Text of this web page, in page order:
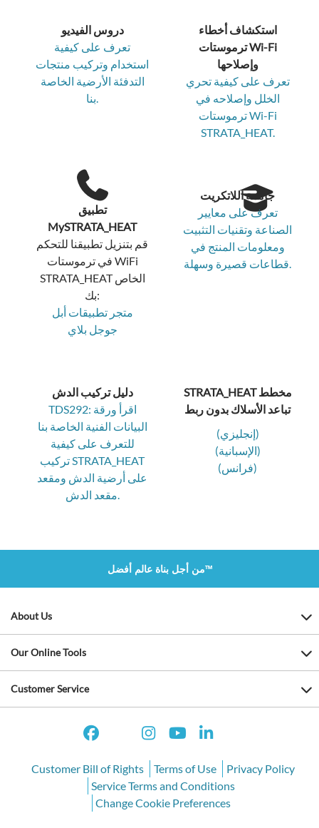
دروس الفيديو
تعرف على كيفية
استخدام وتركيب منتجات
التدفئة الأرضية الخاصة
بنا.
استكشاف أخطاء
ترموستات Wi-Fi
وإصلاحها
تعرف على كيفية تحري
الخلل وإصلاحه في
ترموستات Wi-Fi
STRATA_HEAT.
تطبيق
MySTRATA_HEAT
قم بتنزيل تطبيقنا للتحكم
في ترموستات WiFi
STRATA_HEAT الخاص
بك:
متجر تطبيقات أبل
جوجل بلاي
جامعة اللاتكريت
تعرف على معايير
الصناعة وتقنيات التثبيت
ومعلومات المنتج في
قطاعات قصيرة وسهلة.
دليل تركيب الدش
TDS292: اقرأ ورقة
البيانات الفنية الخاصة بنا
للتعرف على كيفية
تركيب STRATA_HEAT
على أرضية الدش ومقعد
مقعد الدش.
STRATA_HEAT مخطط
تباعد الأسلاك بدون ربط
(إنجليزي)
(الإسبانية)
(فرانس)
من أجل بناة عالم أفضل™
About Us
Our Online Tools
Customer Service
Customer Bill of Rights Terms of Use
Privacy Policy
Service Terms and Conditions
Change Cookie Preferences